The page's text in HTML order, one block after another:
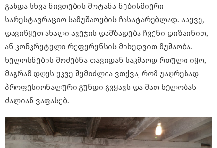
გახდა სხვა ნივთების მოტანა ნებისმიერი
სარესტავრაციო სამუშაოების ჩასატარებლად. ასევე,
დავიწყეთ ახალი ავეჯის დამზადება ჩვენი დიზაინით,
ან კონკრეტული რეფერენსის მიხედვით მუშაობა.
ხელოსნების მოძებნა თავიდან საკმაოდ რთული იყო,
მაგრამ დღეს უკვე შემიძლია ვთქვა, რომ უაღრესად
პროფესიონალური გუნდი გვყავს და მათ ხელობას
ძალიან ვაფასებ.